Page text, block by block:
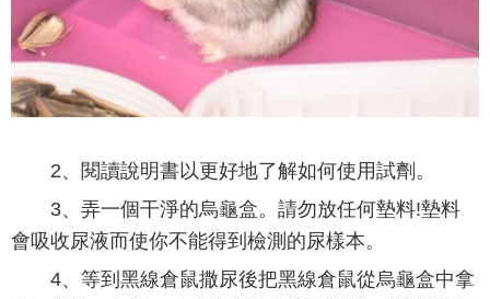
2、閱讀說明書以更好地了解如何使用試劑。
3、弄一個干淨的烏龜盒。請勿放任何墊料!墊料
會吸收尿液而使你不能得到檢測的尿樣本。
4、等到黑線倉鼠撒尿後把黑線倉鼠從烏龜盒中拿